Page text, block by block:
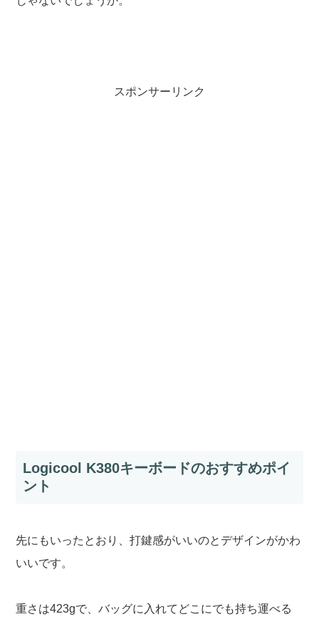
スポンサーリンク
Logicool K380キーボードのおすすめポイ
ント
先にもいったとおり、打鍵感がいいのとデザインがかわ
いいです。
重さは423gで、バッグに入れてどこにでも持ち運べる